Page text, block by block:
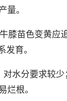
量。
膝苗色变黄应
育。
水分要求较
烂根。